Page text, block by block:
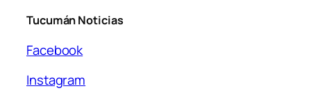
Tucumán Noticias
Facebook
Instagram